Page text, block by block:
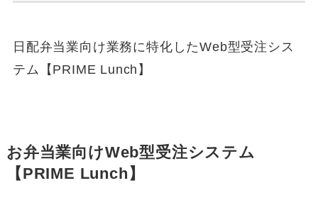
日配弁当業向け業務に特化したWeb型受注シス
テム【PRIME Lunch】
お弁当業向けWeb型受注システム
【PRIME Lunch】